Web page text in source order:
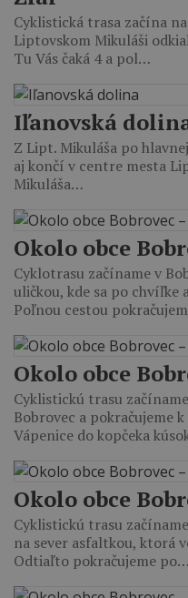
Cyklistická trasa začína
Liptovskom Mikuláši
Tu Vás čaká 4 a pol…
Iľanovská
Z Lipt. Mikuláša po
aj končí v centre mesta
Mikuláša…
Okolo obce
Cyklotrasu začíname v
uličkou, kde sa po
Poľnou cestou
Okolo obce
Cyklistickú trasu
Bobrovec a pokračujeme
Vápenice do kopčeka
Okolo obce
Cyklistickú trasu
na sever asfaltkou, ktorá
Odtiaľto pokračujeme po…